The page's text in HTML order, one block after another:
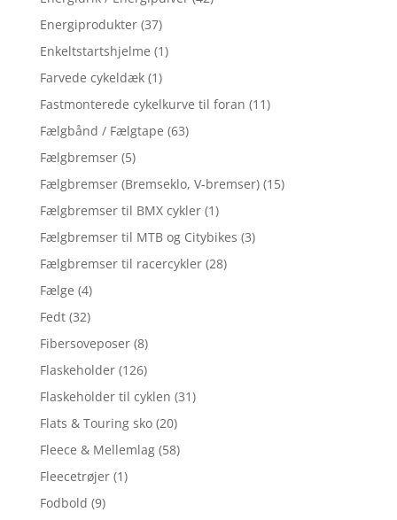
Energiprodukter (37)
Enkeltstartshjelme (1)
Farvede cykeldæk (1)
Fastmonterede cykelkurve til foran (11)
Fælgbånd / Fælgtape (63)
Fælgbremser (5)
Fælgbremser (Bremseklo, V-bremser) (15)
Fælgbremser til BMX cykler (1)
Fælgbremser til MTB og Citybikes (3)
Fælgbremser til racercykler (28)
Fælge (4)
Fedt (32)
Fibersoveposer (8)
Flaskeholder (126)
Flaskeholder til cyklen (31)
Flats & Touring sko (20)
Fleece & Mellemlag (58)
Fleecetrøjer (1)
Fodbold (9)